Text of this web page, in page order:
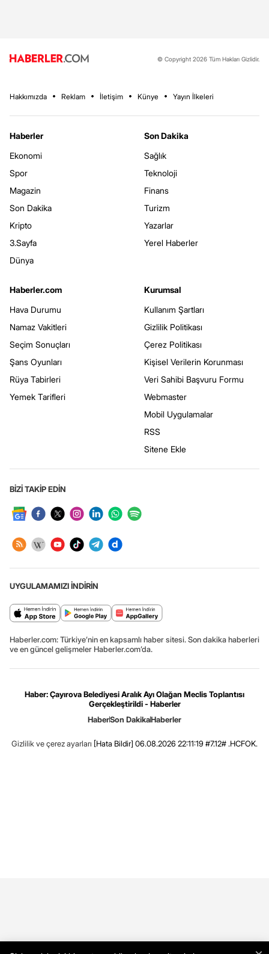
© Copyright 2026 Tüm Hakları Gizlidir.
Hakkımızda Reklam İletişim Künye Yayın İlkeleri
Haberler
Ekonomi
Spor
Magazin
Son Dakika
Kripto
3.Sayfa
Dünya
Son Dakika
Sağlık
Teknoloji
Finans
Turizm
Yazarlar
Yerel Haberler
Haberler.com
Hava Durumu
Namaz Vakitleri
Seçim Sonuçları
Şans Oyunları
Rüya Tabirleri
Yemek Tarifleri
Kurumsal
Kullanım Şartları
Gizlilik Politikası
Çerez Politikası
Kişisel Verilerin Korunması
Veri Sahibi Başvuru Formu
Webmaster
Mobil Uygulamalar
RSS
Sitene Ekle
BİZİ TAKİP EDİN
UYGULAMAMIZI İNDİRİN
Haberler.com: Türkiye’nin en kapsamlı haber sitesi. Son dakika haberleri
ve en güncel gelişmeler Haberler.com’da.
Haber: Çayırova Belediyesi Aralık Ayı Olağan Meclis Toplantısı
Gerçekleştirildi - Haberler
HaberSon DakikaHaberler
Gizlilik ve çerez ayarları [Hata Bildir] 06.08.2026 22:11:19 #7.12# .HCFOK.